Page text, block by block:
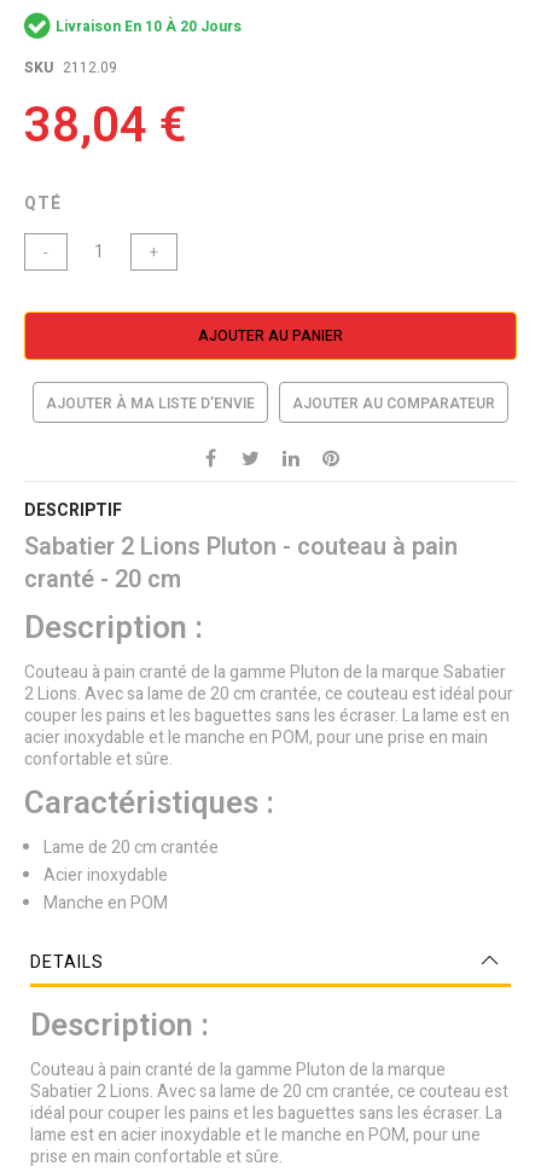
the
imagesLivraison En 10 À 20 Jours
SKU 2112.09
38,04 €
QTÉ
- +
AJOUTER AU PANIER
AJOUTER À MA LISTE D’ENVIE AJOUTER AU COMPARATEUR
DESCRIPTIF
Sabatier 2 Lions Pluton - couteau à pain
cranté - 20 cm
Description :
Couteau à pain cranté de la gamme Pluton de la marque Sabatier
2 Lions. Avec sa lame de 20 cm crantée, ce couteau est idéal pour
couper les pains et les baguettes sans les écraser. La lame est en
acier inoxydable et le manche en POM, pour une prise en main
confortable et sûre.
Caractéristiques :
Lame de 20 cm crantée
Acier inoxydable
Manche en POM
DETAILS
Description :
Couteau à pain cranté de la gamme Pluton de la marque
Sabatier 2 Lions. Avec sa lame de 20 cm crantée, ce couteau est
idéal pour couper les pains et les baguettes sans les écraser. La
lame est en acier inoxydable et le manche en POM, pour une
prise en main confortable et sûre.